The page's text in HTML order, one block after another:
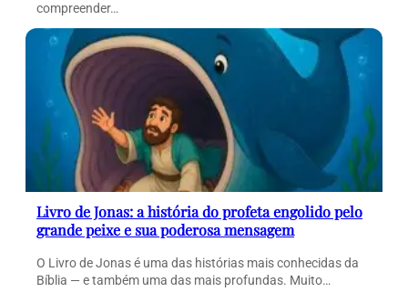
compreender…
Livro de Jonas: a história do profeta engolido pelo
grande peixe e sua poderosa mensagem
O Livro de Jonas é uma das histórias mais conhecidas da
Bíblia — e também uma das mais profundas. Muito…